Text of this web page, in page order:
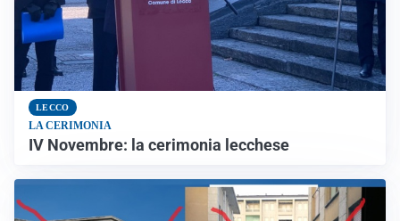
LECCO
LA CERIMONIA
IV Novembre: la cerimonia lecchese